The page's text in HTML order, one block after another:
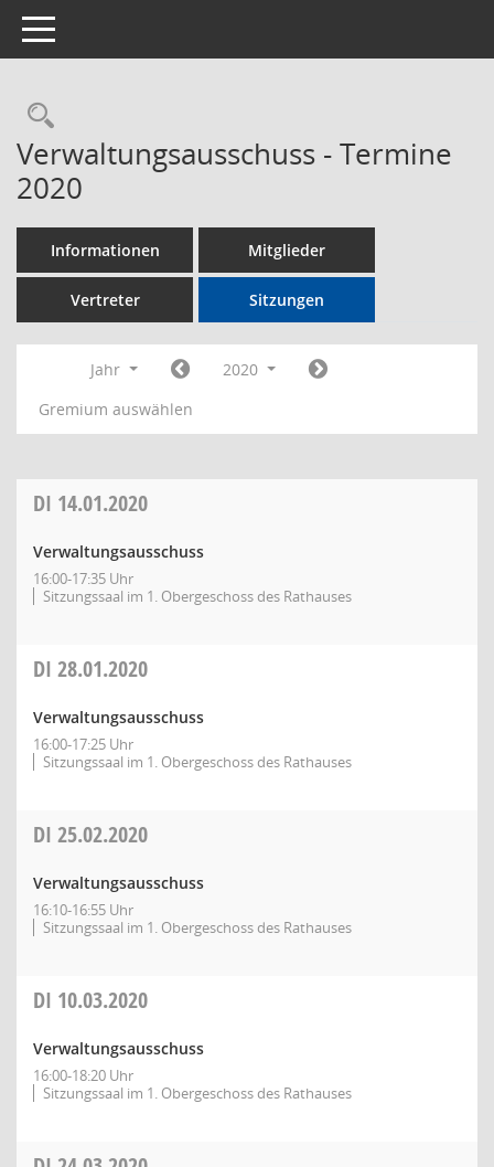
Toggle navigation
Rechercheauswahl
Verwaltungsausschuss - Termine
2020
Informationen Mitglieder
Vertreter Sitzungen
Jahr
2020
Gremium auswählen
DI 14.01.2020
Verwaltungsausschuss
16:00-17:35 Uhr
Sitzungssaal im 1. Obergeschoss des Rathauses
DI 28.01.2020
Verwaltungsausschuss
16:00-17:25 Uhr
Sitzungssaal im 1. Obergeschoss des Rathauses
DI 25.02.2020
Verwaltungsausschuss
16:10-16:55 Uhr
Sitzungssaal im 1. Obergeschoss des Rathauses
DI 10.03.2020
Verwaltungsausschuss
16:00-18:20 Uhr
Sitzungssaal im 1. Obergeschoss des Rathauses